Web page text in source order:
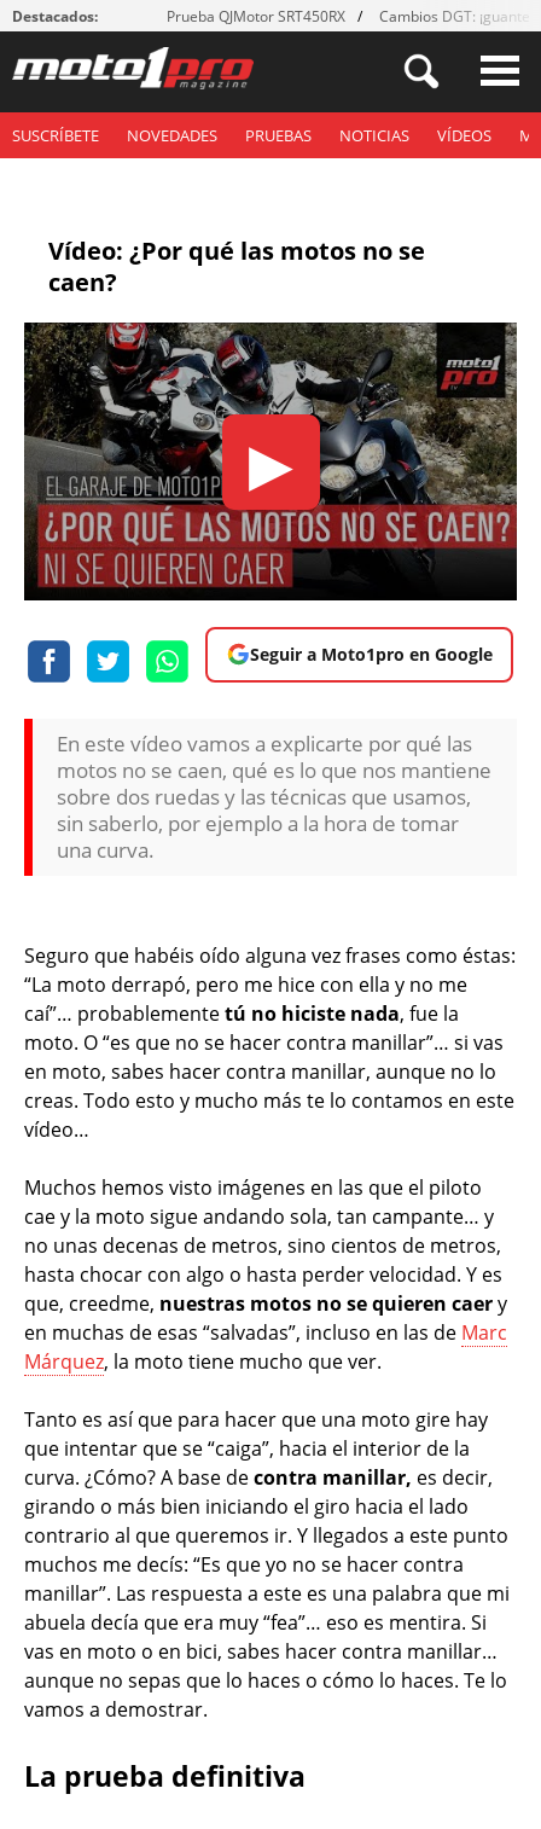
Destacados: Prueba QJMotor SRT450RX Cambios DGT: ¡guantes!
SUSCRÍBETE NOVEDADES PRUEBAS NOTICIAS VÍDEOS
Vídeo: ¿Por qué las motos no se
caen?
▶
Seguir a Moto1pro en Google
En este vídeo vamos a explicarte por qué las
motos no se caen, qué es lo que nos mantiene
sobre dos ruedas y las técnicas que usamos,
sin saberlo, por ejemplo a la hora de tomar
una curva.
Seguro que habéis oído alguna vez frases como éstas:
“La moto derrapó, pero me hice con ella y no me
caí”… probablementetú no hiciste nada, fue la
moto. O “es que no se hacer contra manillar”… si vas
en moto, sabes hacer contra manillar, aunque no lo
creas. Todo esto y mucho más te lo contamos en este
vídeo…
Muchos hemos visto imágenes en las que el piloto
cae y la moto sigue andando sola, tan campante… y
no unas decenas de metros, sino cientos de metros,
hasta chocar con algo o hasta perder velocidad. Y es
que, creedme, nuestras motos no se quieren caery
en muchas de esas “salvadas”, incluso en las de Marc
Márquez, la moto tiene mucho que ver.
Tanto es así que para hacer que una moto gire hay
que intentar que se “caiga”, hacia el interior de la
curva. ¿Cómo? A base decontra manillar, es decir,
girando o más bien iniciando el giro hacia el lado
contrario al que queremos ir. Y llegados a este punto
muchos me decís: “Es que yo no se hacer contra
manillar”. Las respuesta a este es una palabra que mi
abuela decía que era muy “fea”… eso es mentira. Si
vas en moto o en bici, sabes hacer contra manillar…
aunque no sepas que lo haces o cómo lo haces. Te lo
vamos a demostrar.
La prueba definitiva